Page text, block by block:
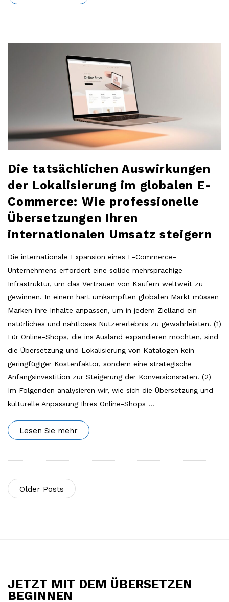
Die tatsächlichen Auswirkungen
der Lokalisierung im globalen E-
Commerce: Wie professionelle
Übersetzungen Ihren
internationalen Umsatz steigern
Die internationale Expansion eines E-Commerce-
Unternehmens erfordert eine solide mehrsprachige
Infrastruktur, um das Vertrauen von Käufern weltweit zu
gewinnen. In einem hart umkämpften globalen Markt müssen
Marken ihre Inhalte anpassen, um in jedem Zielland ein
natürliches und nahtloses Nutzererlebnis zu gewährleisten. (1)
Für Online-Shops, die ins Ausland expandieren möchten, sind
die Übersetzung und Lokalisierung von Katalogen kein
geringfügiger Kostenfaktor, sondern eine strategische
Anfangsinvestition zur Steigerung der Konversionsraten. (2)
Im Folgenden analysieren wir, wie sich die Übersetzung und
kulturelle Anpassung Ihres Online-Shops …
Lesen Sie mehr
Older Posts
JETZT MIT DEM ÜBERSETZEN
BEGINNEN